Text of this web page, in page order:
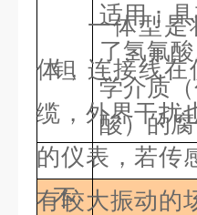
钽
适用：
了氢氟
学介质
酸）的
不
一体型是将
体，连接线
缆，外界干扰
的仪表，若传
有较大振动的